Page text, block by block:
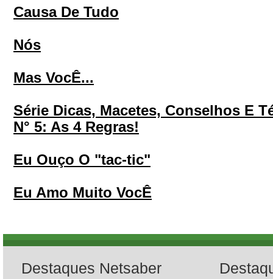
Causa De Tudo
Nós
Mas VocÊ...
Série Dicas, Macetes, Conselhos E
N° 5: As 4 Regras!
Eu Ouço O "tac-tic"
Eu Amo Muito VocÊ
Destaques Netsaber